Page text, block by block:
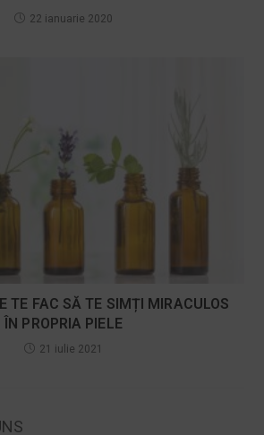
22 ianuarie 2020
TE FAC SĂ TE SIMȚI MIRACULOS
ÎN PROPRIA PIELE
21 iulie 2021